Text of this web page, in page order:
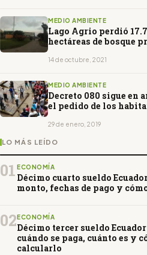
MEDIO AMBIENTE
Lago Agrio perdió
hectáreas de bosque
14 de octubre, 2021
MEDIO AMBIENTE
Decreto 080 sigue en
el pedido de los
29 de enero, 2019
LO MÁS LEÍDO
01 ECONOMÍA
Décimo cuarto sueldo
monto, fechas de pago y
02 ECONOMÍA
Décimo tercer sueldo
cuándo se paga, cuánto es y
calcularlo